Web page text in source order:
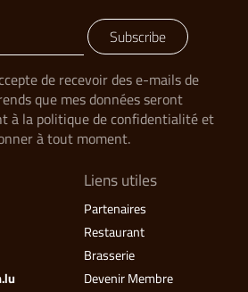
Subscribe
de recevoir des e-mails de
que mes données seront
à la politique de confidentialité et
à tout moment.
Liens utiles
Partenaires
Restaurant
Brasserie
Devenir Membre